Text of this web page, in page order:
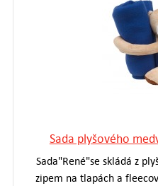
Sada plyšového
Sada"René"se skládá z
zipem na tlapách a